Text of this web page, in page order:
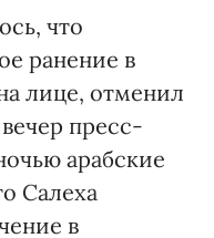
что
ранение в
лице, отменил
пресс-
арабские
Салеха
в